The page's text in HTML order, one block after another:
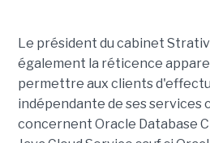
Le président du cabinet
également la réticence
permettre aux clients
indépendante de ses services
concernent Oracle Database